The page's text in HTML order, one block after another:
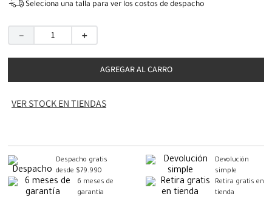
Seleciona una talla para ver los costos de despacho
＋
－
AGREGAR AL CARRO
VER STOCK EN TIENDAS
Despacho gratis
desde $79.990
Devolución
simple
6 meses de
garantía
Retira gratis en
tienda